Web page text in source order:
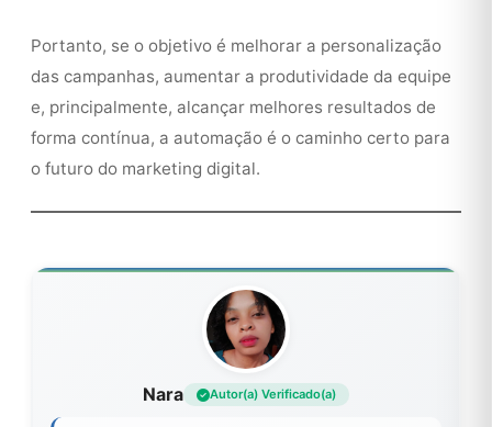
Portanto, se o objetivo é melhorar a personalização
das campanhas, aumentar a produtividade da equipe
e, principalmente, alcançar melhores resultados de
forma contínua, a automação é o caminho certo para
o futuro do marketing digital.
Nara Autor(a) Verificado(a)